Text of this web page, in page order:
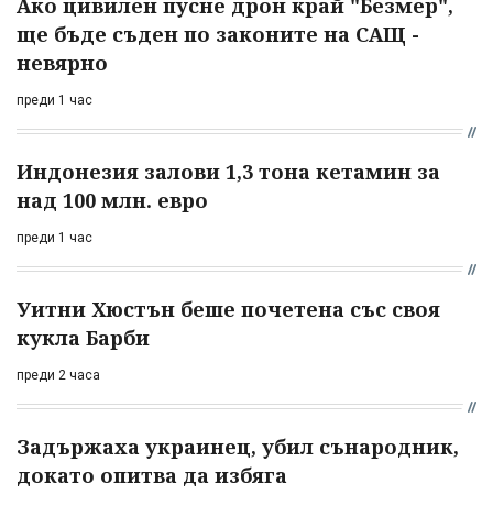
ще бъде съден по законите на САЩ -
невярно
преди 1 час
Индонезия залови 1,3 тона кетамин за
над 100 млн. евро
преди 1 час
Уитни Хюстън беше почетена със своя
кукла Барби
преди 2 часа
Задържаха украинец, убил сънародник,
докато опитва да избяга